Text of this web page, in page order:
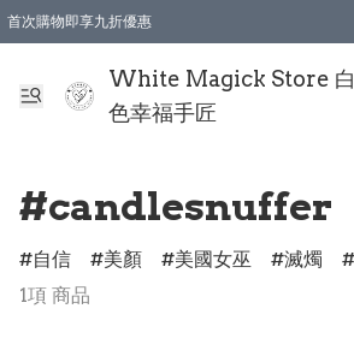
首次購物即享九折優惠
White Magick Store 白
色幸福手匠
#candlesnuffer
自信 美顏 美國女巫 滅燭
1項 商品